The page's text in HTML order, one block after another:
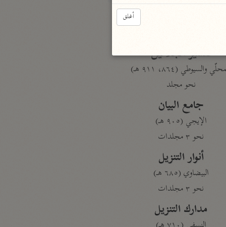
تفسير الجلالين
والسيوطي (٨٦٤، ٩١١ هـ)
نحو مجلد
جامع البيان
الإيجي (٩٠٥ هـ)
نحو ٣ مجلدات
أنوار التنزيل
البيضاوي (٦٨٥ هـ)
نحو ٣ مجلدات
مدارك التنزيل
أغلق